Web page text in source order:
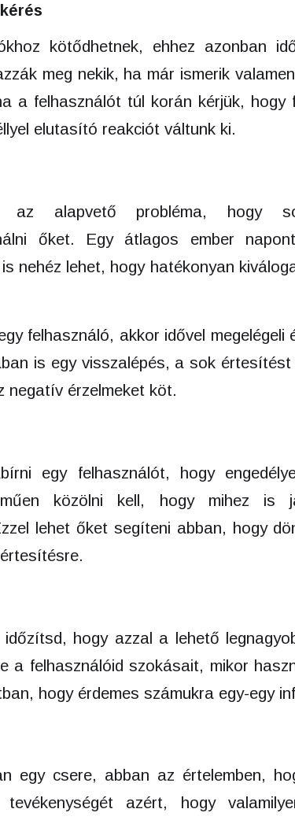
kötődhetnek, ehhez azonban
meg nekik, ha már ismerik
a felhasználót túl korán kérjük, hogy
elutasító reakciót váltunk ki.
az alapvető probléma, hogy
őket. Egy átlagos ember
nehéz lehet, hogy hatékonyan
felhasználó, akkor idővel megelégeli
is egy visszalépés, a sok
negatív érzelmeket köt.
egy felhasználót, hogy
közölni kell, hogy mihez is
lehet őket segíteni abban, hogy
hogy azzal a lehető
a felhasználóid szokásait, mikor
hogy érdemes számukra egy-egy
egy csere, abban az értelemben,
azért, hogy